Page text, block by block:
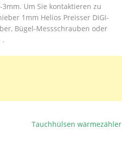
3mm. Um Sie kontaktieren zu
1mm Helios Preisser DIGI-
Bügel-Messschrauben oder
.
Tauchhülsen wärmezähler